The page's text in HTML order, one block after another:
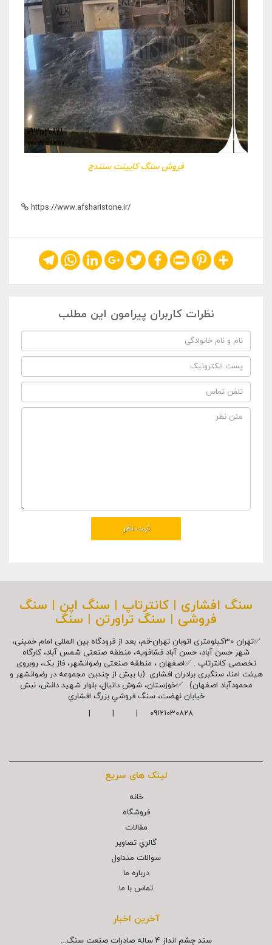
فروش سنگ کابینت سنندج
https://www.afsharistone.ir/
Share
Pinterest
Print
Facebook
Twitter
Google+
LinkedIn
WhatsApp
Telegram
نظرات کاربران پیرامون این مطلب
سنگ افشاری | کانترتاپ | سنگ اپن | سنگ
فروشی | سنگ تراورتن | سنگ
✅تهران 30کیلومتری اتوبان تهران-قم، بعد از فرودگاه بین المللی امام خمینی،
شهر حسن آباد، حسن آباد فشافویه، منطقه صنعتی شمس آباد، کارگاه
تخصصی کانترتاپ . ✅اصفهان ، منطقه صنعتی رضوانشهر، فاز یک، روبروی
هیئت امنا، سنگبری برادران افشاری .(با بیش از چندین مجموعه در رضوانشهر و
محمودآباد اصفهان) . ✅خوزستان، شوش دانیال، بلوار شهيد دانش، نبش
خیابان نهضت، سنگ فروشي بزرگ افشاري
09121030828 | | |
لینک های سریع
خانه
فروشگاه
مقالات
گالري تصاوير
سوالات متداول
درباره ما
تماس با ما
آخرین اخبار
سند چشم انداز ۴ ساله صادرات صنعت سنگ...